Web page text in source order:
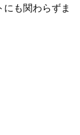
も関わらずま